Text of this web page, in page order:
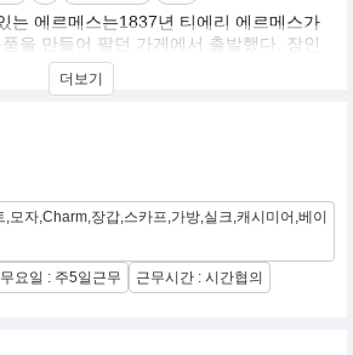
는 에르메스는1837년 티에리 에르메스가
을 만들어 팔던 가게에서 출발했다. 장인
성을 얻고 있으며, 가죽제품, 맞춤복, 기성
계, 문구류, 자기류, 은식기류 등의 제품을
나온 ‘버킨백’이 있다. 상품의 85%는 프랑스
성복만 각각 스위스와 이탈리아에서 만든
회장은 6대째 가족이 운영하던 에
르메스 가문 출신이 아닌 경영인으로 선임
크리스토프 르메르(Christophe Lemaire)
리아로 1997년에 설립되었다. 2006년 ‘메종
더보기
자,Charm,장갑,스카프,가방,실크,캐시미어,베이
요일 : 주5일근무 근무시간 : 시간협의